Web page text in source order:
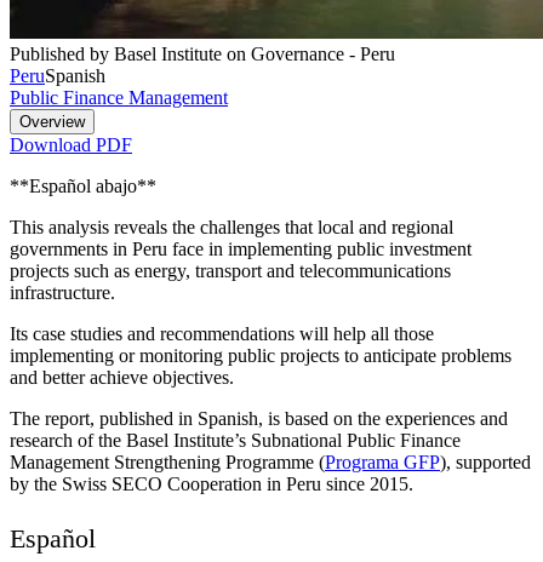
Published by Basel Institute on Governance - Peru
PeruSpanish
Public Finance Management
Overview
Download PDF
**Español abajo**
This analysis reveals the challenges that local and regional
governments in Peru face in implementing public investment
projects such as energy, transport and telecommunications
infrastructure.
Its case studies and recommendations will help all those
implementing or monitoring public projects to anticipate problems
and better achieve objectives.
The report, published in Spanish, is based on the experiences and
research of the Basel Institute’s Subnational Public Finance
Management Strengthening Programme (Programa GFP), supported
by the Swiss SECO Cooperation in Peru since 2015.
Español